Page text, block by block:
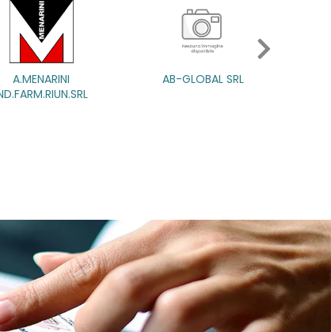
AB-GLOBAL SRL
AB-GLOBAL SRL